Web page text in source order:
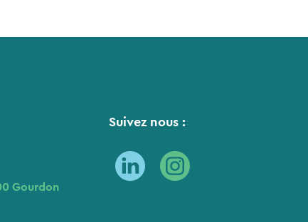
Gourdon
Suivez nous :